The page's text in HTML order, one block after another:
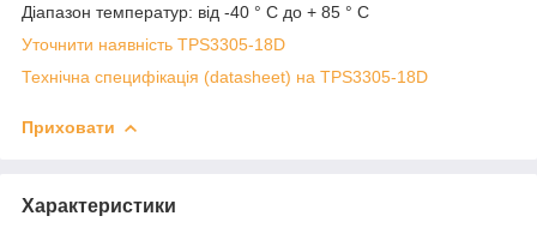
Діапазон температур: від -40 ° C до + 85 ° C
Уточнити наявність TPS3305-18D
Технічна специфікація (datasheet) на TPS3305-18D
Приховати
Характеристики